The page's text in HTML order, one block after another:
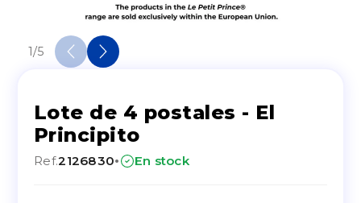
1/5
Lote de 4 postales - El
Principito
Ref.2126830· En stock